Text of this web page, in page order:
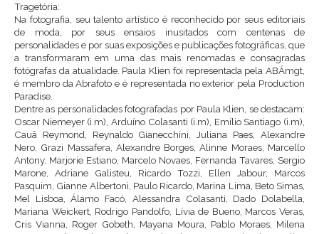
Tragetória:
Na fotografia, seu talento artístico é reconhecido por seus editoriais
de moda, por seus ensaios inusitados com centenas de
personalidades e por suas exposições e publicações fotográficas, que
a transformaram em uma das mais renomadas e consagradas
fotógrafas da atualidade. Paula Klien foi representada pela ABÁmgt,
é membro da Abrafoto e é representada no exterior pela Production
Paradise.
Dentre as personalidades fotografadas por Paula Klien, se destacam:
Oscar Niemeyer (i.m), Arduíno Colasanti (i.m), Emílio Santiago (i.m),
Cauâ Reymond, Reynaldo Gianecchini, Juliana Paes, Alexandre
Nero, Grazi Massafera, Alexandre Borges, Alinne Moraes, Marcello
Antony, Marjorie Estiano, Marcelo Novaes, Fernanda Tavares, Sergio
Marone, Adriane Galisteu, Ricardo Tozzi, Ellen Jabour, Marcos
Pasquim, Gianne Albertoni, Paulo Ricardo, Marina Lima, Beto Simas,
Mel Lisboa, Álamo Facó, Alessandra Colasanti, Dado Dolabella,
Mariana Weickert, Rodrigo Pandolfo, Lívia de Bueno, Marcos Veras,
Cris Vianna, Roger Gobeth, Mayana Moura, Pablo Moraes, Milena